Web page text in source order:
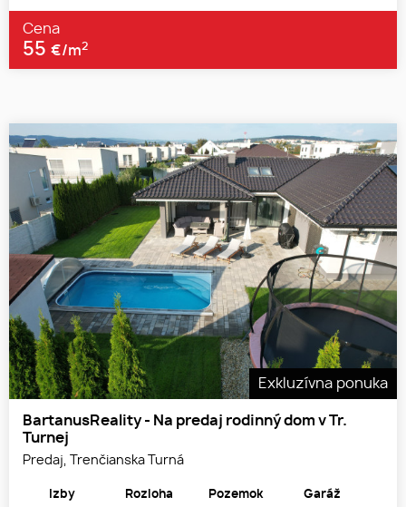
Cena
55 €/m2
Exkluzívna ponuka
BartanusReality - Na predaj rodinný dom v Tr.
Turnej
Predaj, Trenčianska Turná
Izby
Rozloha
Pozemok
Garáž